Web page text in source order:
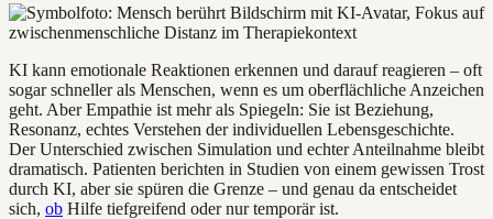
KI kann emotionale Reaktionen erkennen und darauf reagieren – oft
sogar schneller als Menschen, wenn es um oberflächliche Anzeichen
geht. Aber Empathie ist mehr als Spiegeln: Sie ist Beziehung,
Resonanz, echtes Verstehen der individuellen Lebensgeschichte.
Der Unterschied zwischen Simulation und echter Anteilnahme bleibt
dramatisch. Patienten berichten in Studien von einem gewissen Trost
durch KI, aber sie spüren die Grenze – und genau da entscheidet
sich, ob Hilfe tiefgreifend oder nur temporär ist.